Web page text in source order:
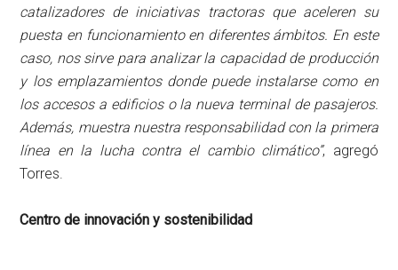
catalizadores de iniciativas tractoras que aceleren su
puesta en funcionamiento en diferentes ámbitos. En este
caso, nos sirve para analizar la capacidad de producción
y los emplazamientos donde puede instalarse como en
los accesos a edificios o la nueva terminal de pasajeros.
Además, muestra nuestra responsabilidad con la primera
línea en la lucha contra el cambio climático”, agregó
Torres.
Centro de innovación y sostenibilidad